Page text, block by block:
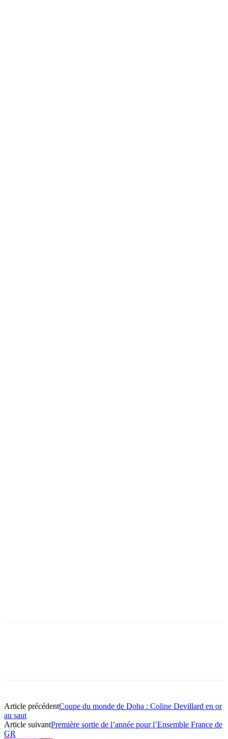
Article précédentCoupe du monde de Doha : Coline Devillard en or
au saut
Article suivantPremière sortie de l’année pour l’Ensemble France de
GR